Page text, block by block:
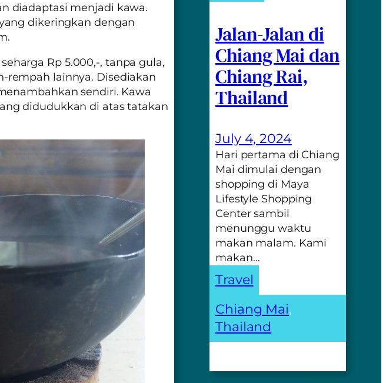
diadaptasi menjadi kawa.
dikeringkan dengan
seharga Rp 5.000,-, tanpa gula,
rempah lainnya. Disediakan
sendiri. Kawa
didudukkan di atas tatakan
Jalan-Jalan di
Chiang Mai dan
Chiang Rai,
Thailand
July 4, 2024
Hari pertama di Chiang
Mai dimulai dengan
shopping di Maya
Lifestyle Shopping
Center sambil
menunggu waktu
makan malam. Kami
makan…
Travel
Chiang Mai
Thailand